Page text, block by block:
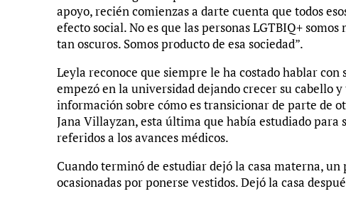
apoyo, recién comienzas a darte cuenta que todos
efecto social. No es que las personas LGTBIQ+
tan oscuros. Somos producto de esa sociedad”.
Leyla reconoce que siempre le ha costado hablar
empezó en la universidad dejando crecer su cabello
información sobre cómo es transicionar de parte de
Jana Villayzan, esta última que había estudiado para
referidos a los avances médicos.
Cuando terminó de estudiar dejó la casa materna, un
ocasionadas por ponerse vestidos. Dejó la casa